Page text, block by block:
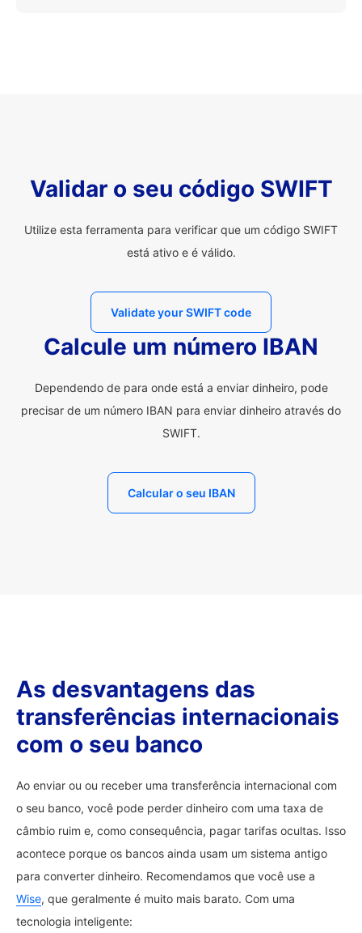
Validar o seu código SWIFT
Utilize esta ferramenta para verificar que um código SWIFT
está ativo e é válido.
Validate your SWIFT code
Calcule um número IBAN
Dependendo de para onde está a enviar dinheiro, pode
precisar de um número IBAN para enviar dinheiro através do
SWIFT.
Calcular o seu IBAN
As desvantagens das
transferências internacionais
com o seu banco
Ao enviar ou ou receber uma transferência internacional com
o seu banco, você pode perder dinheiro com uma taxa de
câmbio ruim e, como consequência, pagar tarifas ocultas. Isso
acontece porque os bancos ainda usam um sistema antigo
para converter dinheiro. Recomendamos que você use a
Wise, que geralmente é muito mais barato. Com uma
tecnologia inteligente: